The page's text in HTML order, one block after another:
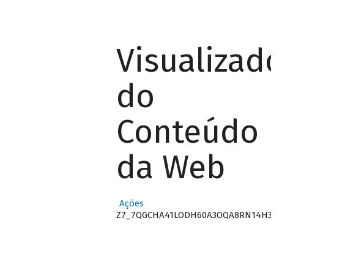
Visualizador
do
Conteúdo
da Web
Ações
Z7_7QGCHA41LODH60A3OQA8RN14H3